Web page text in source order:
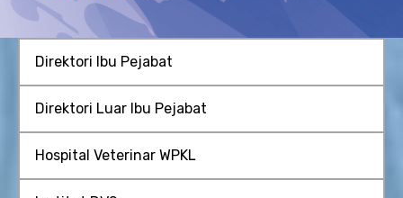
Direktori Ibu Pejabat
Direktori Luar Ibu Pejabat
Hospital Veterinar WPKL